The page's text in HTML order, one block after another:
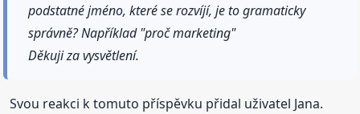
podstatné jméno, které se rozvíjí, je to gramaticky
správně? Například "proč marketing"
Děkuji za vysvětlení.
Svou reakci k tomuto příspěvku přidal uživatel Jana.